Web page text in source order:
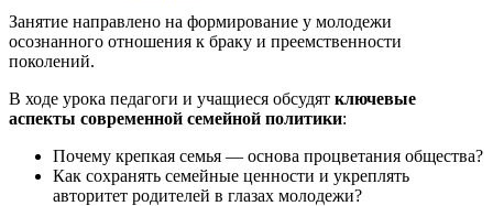
Занятие направлено на формирование у молодежи
осознанного отношения к браку и преемственности
поколений.
В ходе урока педагоги и учащиеся обсудят ключевые
аспекты современной семейной политики:
Почему крепкая семья — основа процветания общества?
Как сохранять семейные ценности и укреплять
авторитет родителей в глазах молодежи?